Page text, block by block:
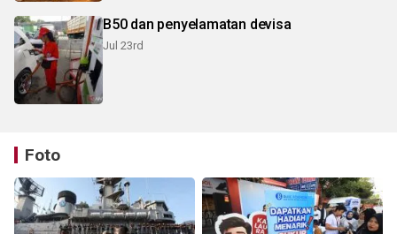
B50 dan penyelamatan devisa
Jul 23rd
Foto